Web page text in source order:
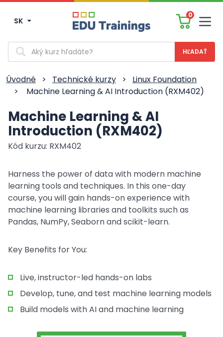
SK
0
Vyhľadávanie
Úvodné > Technické kurzy >
Linux Foundation
>
Machine Learning & AI Introduction (RXM402)
Machine Learning & AI
Introduction (RXM402)
Kód kurzu: RXM402
Harness the power of data with modern machine
learning tools and techniques. In this one-day
course, you will gain hands-on experience with
machine learning libraries and toolkits such as
Pandas, NumPy, Seaborn and scikit-learn.
Key Benefits for You:
Live, instructor-led hands-on labs
Develop, tune, and test machine learning models
Build models with AI and machine learning